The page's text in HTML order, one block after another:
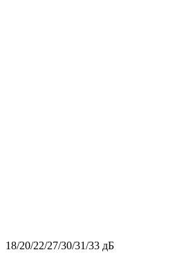
18/20/22/27/30/31/33 дБ